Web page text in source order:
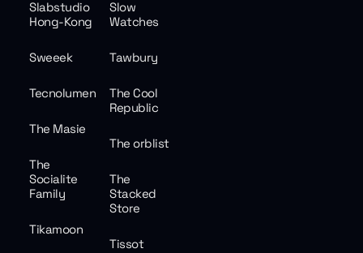
Slabstudio
Hong-Kong
Slow
Watches
Sweeek Tawbury
Tecnolumen
The Cool
Republic
The Masie
The orblist
The
Socialite
Family
The
Stacked
Store
Tikamoon
Tissot